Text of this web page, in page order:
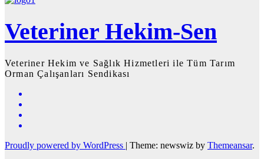
Veteriner Hekim-Sen
Veteriner Hekim ve Sağlık Hizmetleri ile Tüm Tarım
Orman Çalışanları Sendikası
Proudly powered by WordPress | Theme: newswiz by Themeansar.